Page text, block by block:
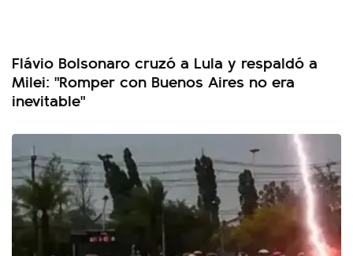
Flávio Bolsonaro cruzó a Lula y respaldó a
Milei: "Romper con Buenos Aires no era
inevitable"